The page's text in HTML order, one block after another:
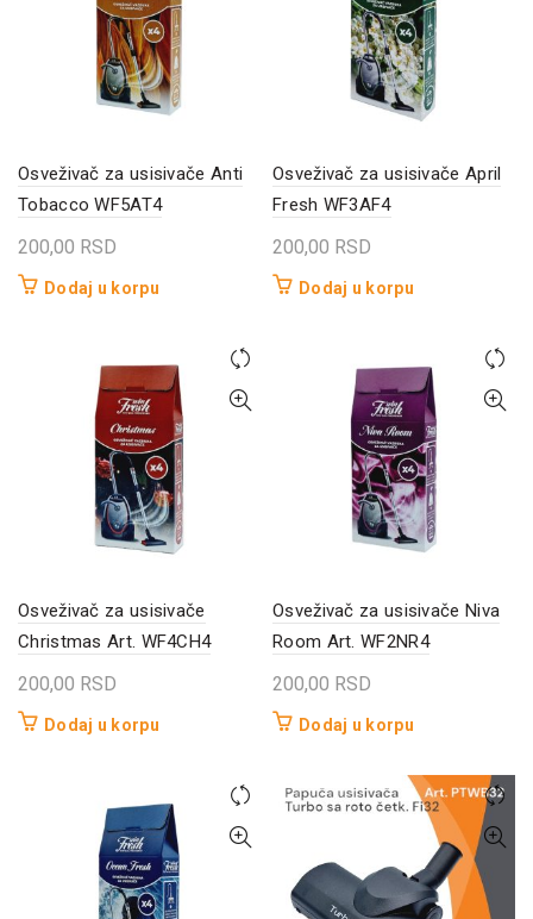
Osveživač za usisivače Anti
Tobacco WF5AT4
200,00 RSD
Dodaj u korpu
Osveživač za usisivače April
Fresh WF3AF4
200,00 RSD
Dodaj u korpu
Osveživač za usisivače
Christmas Art. WF4CH4
200,00 RSD
Dodaj u korpu
Osveživač za usisivače Niva
Room Art. WF2NR4
200,00 RSD
Dodaj u korpu